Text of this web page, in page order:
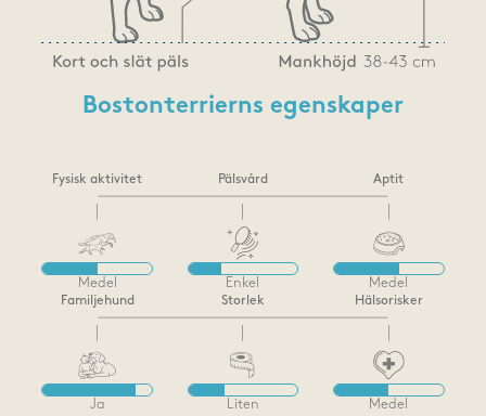
Bostonterrierns egenskaper
Fysisk aktivitet Pälsvård Aptit
Medel Enkel Medel
Familjehund Storlek Hälsorisker
Ja Liten Medel